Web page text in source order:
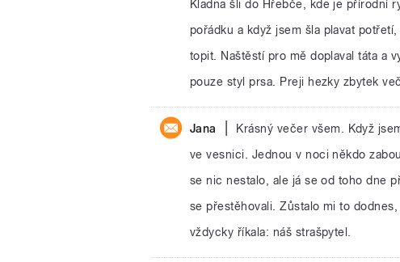
Kladna šli do Hřebče, kde je přírodní
pořádku a když jsem šla plavat
topit. Naštěstí pro mě doplaval táta a
pouze styl prsa. Preji hezky zbytek
Jana
Krásný večer všem. Když
ve vesnici. Jednou v noci někdo
se nic nestalo, ale já se od toho dne
se přestěhovali. Zůstalo mi to
vždycky říkala: náš strašpytel.